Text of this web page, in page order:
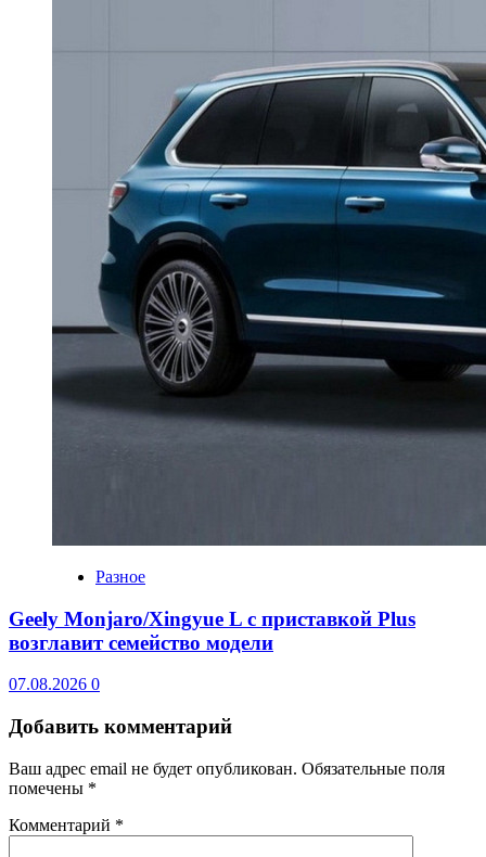
Разное
Geely Monjaro/Xingyue L с приставкой Plus
возглавит семейство модели
07.08.2026 0
Добавить комментарий
Ваш адрес email не будет опубликован. Обязательные поля
помечены *
Комментарий *